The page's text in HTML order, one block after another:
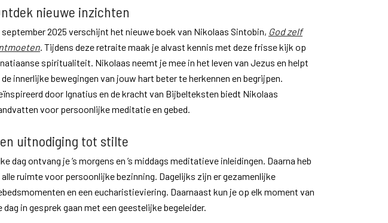
nieuwe inzichten
september 2025 verschijnt het nieuwe boek van Nikolaas Sintobin, God zelf
. Tijdens deze retraite maak je alvast kennis met deze frisse kijk op
spiritualiteit. Nikolaas neemt je mee in het leven van Jezus en helpt
de innerlijke bewegingen van jouw hart beter te herkennen en begrijpen.
door Ignatius en de kracht van Bijbelteksten biedt Nikolaas
voor persoonlijke meditatie en gebed.
uitnodiging tot stilte
dag ontvang je ’s morgens en ’s middags meditatieve inleidingen. Daarna heb
alle ruimte voor persoonlijke bezinning. Dagelijks zijn er gezamenlijke
en een eucharistieviering. Daarnaast kun je op elk moment van
dag in gesprek gaan met een geestelijke begeleider.